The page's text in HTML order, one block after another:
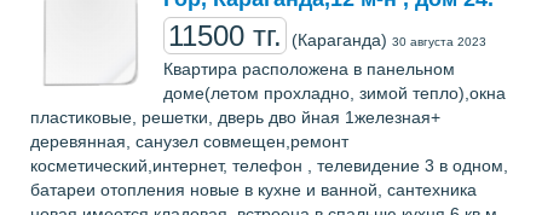
11500 тг. (Караганда) 30 августа 2023
Квартира расположена в панельном
доме(летом прохладно, зимой тепло),окна
пластиковые, решетки, дверь дво йная 1железная+
деревянная, санузел совмещен,ремонт
косметический,интернет, телефон , телевидение 3 в одном,
батареи отопления новые в кухне и ванной, сантехника